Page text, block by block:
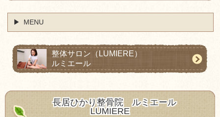
MENU
整体サロン （LUMIERE）
ルミエール
長居ひかり整骨院
ルミエール
LUMIERE